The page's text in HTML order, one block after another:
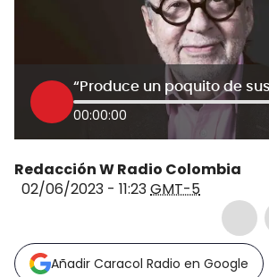
00:00:00
Redacción W Radio Colombia
02/06/2023 - 11:23GMT-5
Añadir Caracol Radio en Google